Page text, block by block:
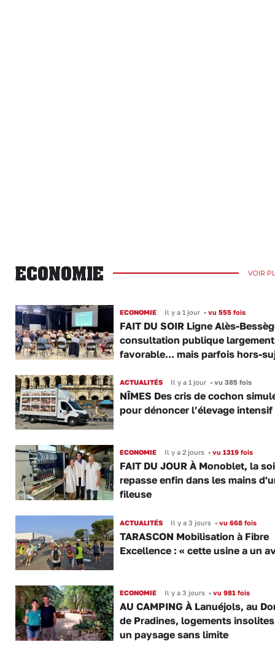
ECONOMIE VOIR
ECONOMIE Il y a 1 jour •vu 555 fois
FAIT DU SOIR Ligne Alès-
consultation publique largement
favorable... mais parfois hors-
ACTUALITÉS Il y a 1 jour •vu 385 fois
NÎMES Des cris de cochon
pour dénoncer l’élevage intensif
ECONOMIE Il y a 2 jours •vu 1319 fois
FAIT DU JOUR À Monoblet, la
repasse enfin dans les mains
fileuse
ACTUALITÉS Il y a 3 jours •vu 668 fois
TARASCON Mobilisation à Fibre
Excellence : « cette usine a un
ECONOMIE Il y a 3 jours •vu 981 fois
AU CAMPING À Lanuéjols, au
de Pradines, logements
un paysage sans limite